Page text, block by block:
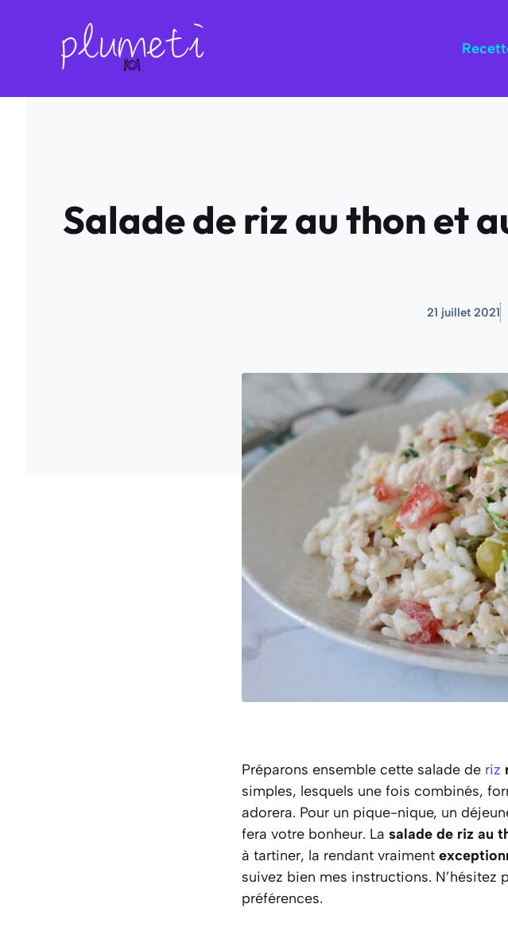
Salade de riz au thon et
21 juillet 2021
Préparons ensemble cette salade de riz
simples, lesquels une fois combinés,
adorera. Pour un pique-nique, un
fera votre bonheur. La salade de riz au
à tartiner, la rendant vraiment
suivez bien mes instructions. N’hésitez
préférences.